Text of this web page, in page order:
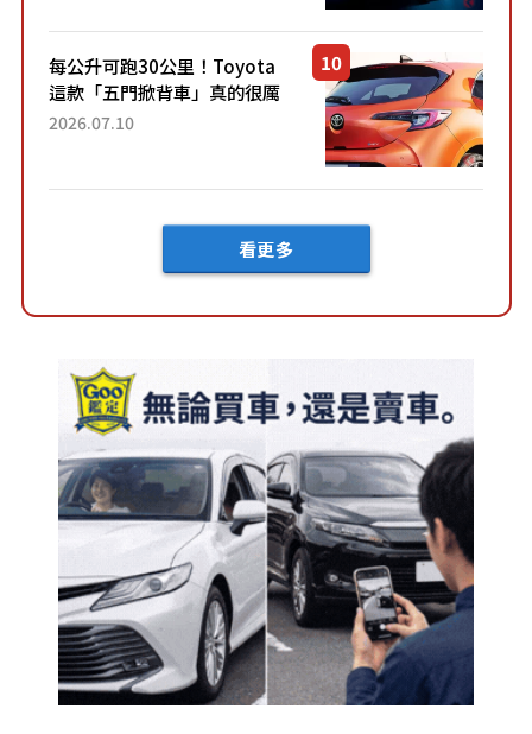
車？...
每公升可跑30公里！Toyota
這款「五門掀背車」真的很厲
害！ 擁有全長4.3公尺的「剛剛
2026.07.10
看更多